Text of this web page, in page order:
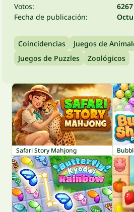
Votos:
6267
Fecha de publicación:
Coincidencias
Juegos de
Juegos de Puzzles
Zoológicos
Safari Story Mahjong